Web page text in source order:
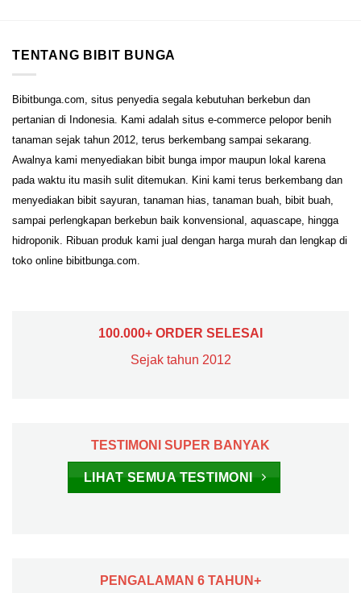
TENTANG BIBIT BUNGA
Bibitbunga.com, situs penyedia segala kebutuhan berkebun dan
pertanian di Indonesia. Kami adalah situs e-commerce pelopor benih
tanaman sejak tahun 2012, terus berkembang sampai sekarang.
Awalnya kami menyediakan bibit bunga impor maupun lokal karena
pada waktu itu masih sulit ditemukan. Kini kami terus berkembang dan
menyediakan bibit sayuran, tanaman hias, tanaman buah, bibit buah,
sampai perlengkapan berkebun baik konvensional, aquascape, hingga
hidroponik. Ribuan produk kami jual dengan harga murah dan lengkap di
toko online bibitbunga.com.
100.000+ ORDER SELESAI
Sejak tahun 2012
TESTIMONI SUPER BANYAK
LIHAT SEMUA TESTIMONI
PENGALAMAN 6 TAHUN+